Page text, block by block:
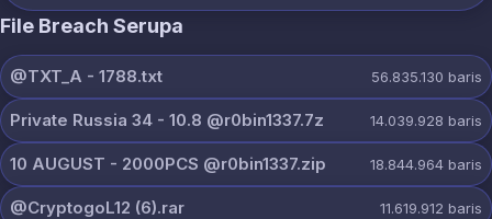
File Breach Serupa
@TXT_A - 1788.txt 56.835.130 baris
Private Russia 34 - 10.8 @r0bin1337.7z 14.039.928 baris
10 AUGUST - 2000PCS @r0bin1337.zip 18.844.964 baris
@CryptogoL12 (6).rar 11.619.912 baris